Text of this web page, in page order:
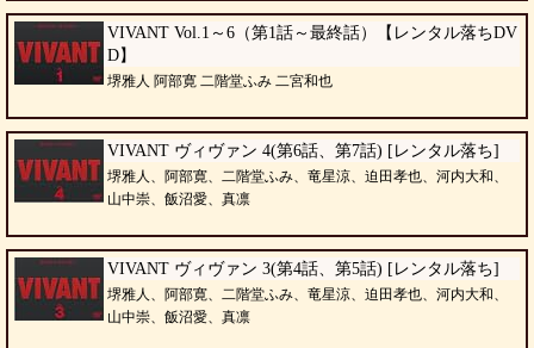
VIVANT Vol.1～6（第1話～最終話）【レンタル落ちDV
D】
堺雅人 阿部寛 二階堂ふみ 二宮和也
VIVANT ヴィヴァン 4(第6話、第7話) [レンタル落ち]
堺雅人、阿部寛、二階堂ふみ、竜星涼、迫田孝也、河内大和、
山中崇、飯沼愛、真凛
VIVANT ヴィヴァン 3(第4話、第5話) [レンタル落ち]
堺雅人、阿部寛、二階堂ふみ、竜星涼、迫田孝也、河内大和、
山中崇、飯沼愛、真凛